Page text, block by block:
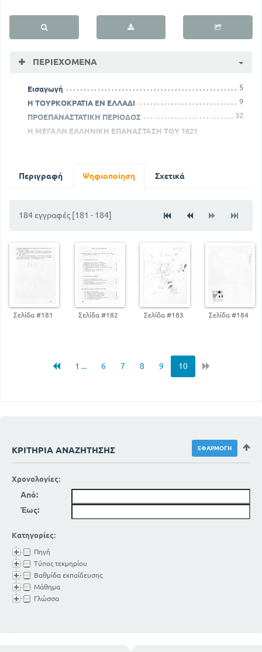
ΠΕΡΙΕΧΌΜΕΝΑ
Εισαγωγή
5
Η ΤΟΥΡΚΟΚΡΑΤΙΑ ΕΝ ΕΛΛΑΔΙ
9
ΠΡΟΕΠΑΝΑΣΤΑΤΙΚΗ ΠΕΡΙΟΔΟΣ
32
Η ΜΕΓΑΛΗ ΕΛΛΗΝΙΚΗ ΕΠΑΝΑΣΤΑΣΗ ΤΟΥ 1821
Περιγραφή Ψηφιοποίηση Σχετικά
184 εγγραφές [181 - 184]
Σελίδα #181 Σελίδα #182 Σελίδα #183 Σελίδα #184
1 ... 6 7 8 9 10
ΚΡΙΤΉΡΙΑ ΑΝΑΖΉΤΗΣΗΣ
Χρονολογίες:
Από:
Έως:
Κατηγορίες:
Πηγή
Τύπος τεκμηρίου
Βαθμίδα εκπαίδευσης
Μάθημα
Γλώσσα